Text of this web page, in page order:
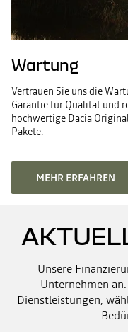
Wartung
Vertrauen Sie uns die
Garantie für Qualität und
hochwertige Dacia
Pakete​.
MEHR ERFAHREN
Unsere
Unternehmen
Dienstleistungen,